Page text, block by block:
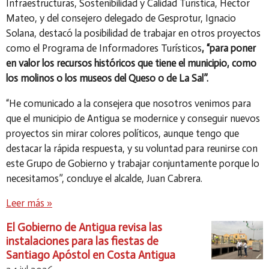
Infraestructuras, Sostenibilidad y Calidad Turística, Héctor
Mateo, y del consejero delegado de Gesprotur, Ignacio
Solana, destacó la posibilidad de trabajar en otros proyectos
como el Programa de Informadores Turísticos, “para poner
en valor los recursos históricos que tiene el municipio, como
los molinos o los museos del Queso o de La Sal”.
“He comunicado a la consejera que nosotros venimos para
que el municipio de Antigua se modernice y conseguir nuevos
proyectos sin mirar colores políticos, aunque tengo que
destacar la rápida respuesta, y su voluntad para reunirse con
este Grupo de Gobierno y trabajar conjuntamente porque lo
necesitamos”, concluye el alcalde, Juan Cabrera.
Leer más »
El Gobierno de Antigua revisa las
instalaciones para las fiestas de
Santiago Apóstol en Costa Antigua